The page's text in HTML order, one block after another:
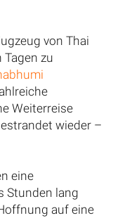
von Thai
zu
Weiterreise
wieder –
eine
Stunden lang
auf eine